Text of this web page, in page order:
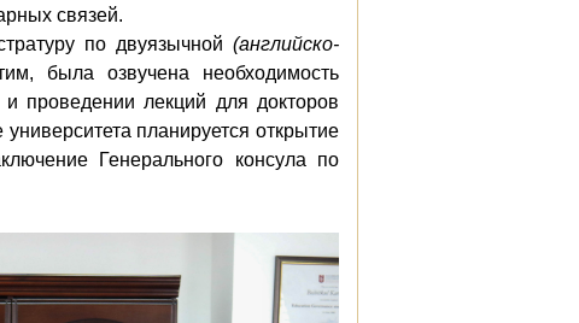
связей.
по двуязычной (английско-
, была озвучена необходимость
проведении лекций для докторов
планируется открытие
Генерального консула по